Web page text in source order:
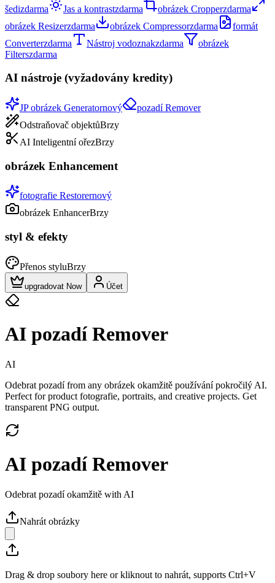
šedizdarma Jas a kontrastzdarma obrázek Cropperzdarma
obrázek Resizerzdarma obrázek Compressorzdarma
formát
Converterzdarma Nástroj vodoznakzdarma
obrázek
Filterszdarma
AI nástroje (vyžadovány kredity)
JP obrázek Generatornový
pozadí Remover
Odstraňovač objektůBrzy
AI Inteligentní ořezBrzy
obrázek Enhancement
fotografie Restorernový
obrázek EnhancerBrzy
styl & efekty
Přenos styluBrzy
upgradovat Now Účet
AI pozadí Remover
AI
Odebrat pozadí from any obrázek okamžitě používání pokročilý AI.
Perfect for product fotografie, portraits, and creative projects. Get
transparent PNG output.
AI pozadí Remover
Odebrat pozadí okamžitě with AI
Nahrát obrázky
Drag & drop soubory here or kliknout to nahrát, supports Ctrl+V